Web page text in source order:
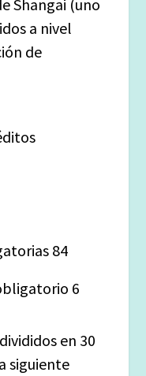
Shangai (uno
a nivel
de
84
6
en 30
siguiente